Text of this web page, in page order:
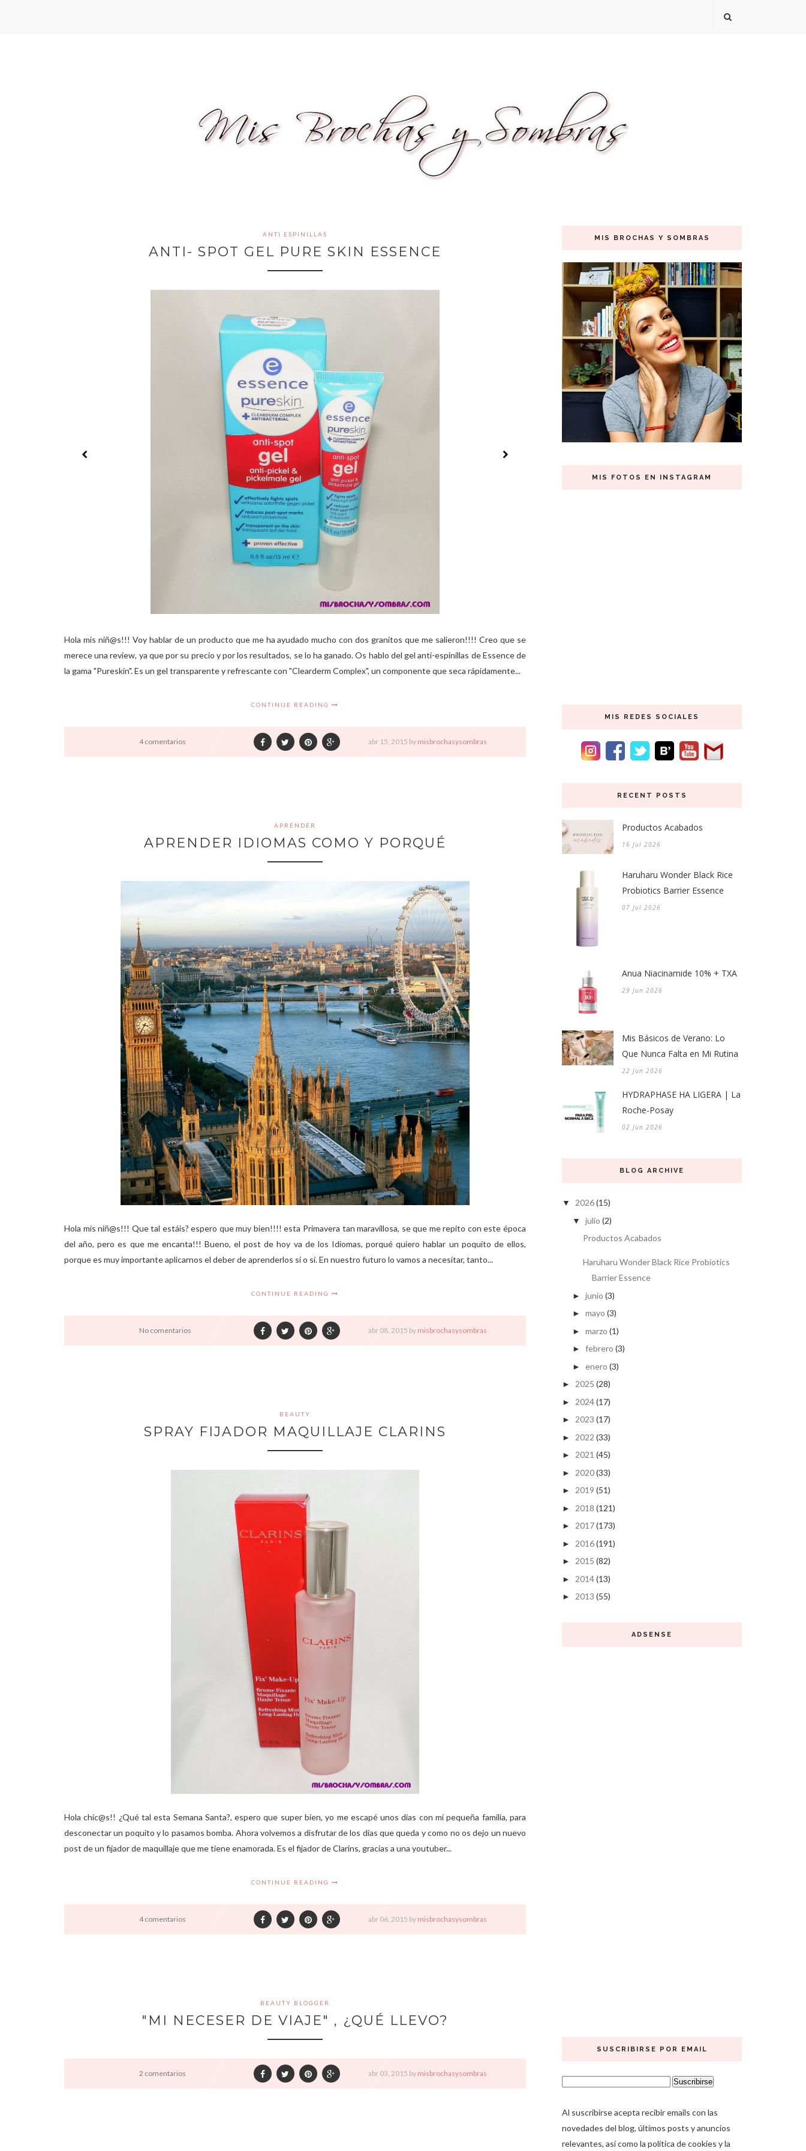
ANTI ESPINILLAS
ANTI- SPOT GEL PURE SKIN ESSENCE
Hola mis niñ@s!!! Voy hablar de un producto que me ha ayudado mucho con dos granitos que me salieron!!!! Creo que se
merece una review, ya que por su precio y por los resultados, se lo ha ganado. Os hablo del gel anti-espinillas de Essence de
la gama "Pureskin". Es un gel transparente y refrescante con "Clearderm Complex", un componente que seca rápidamente...
CONTINUE READING
4 comentarios abr 15, 2015 by misbrochasysombras
APRENDER
APRENDER IDIOMAS COMO Y PORQUÉ
Hola mis niñ@s!!! Que tal estáis? espero que muy bien!!!! esta Primavera tan maravillosa, se que me repito con este época
del año, pero es que me encanta!!! Bueno, el post de hoy va de los Idiomas, porqué quiero hablar un poquito de ellos,
porque es muy importante aplicarnos el deber de aprenderlos si o sí. En nuestro futuro lo vamos a necesitar, tanto...
CONTINUE READING
No comentarios abr 08, 2015 by misbrochasysombras
BEAUTY
SPRAY FIJADOR MAQUILLAJE CLARINS
Hola chic@s!! ¿Qué tal esta Semana Santa?, espero que super bien, yo me escapé unos días con mi pequeña familia, para
desconectar un poquito y lo pasamos bomba. Ahora volvemos a disfrutar de los días que queda y como no os dejo un nuevo
post de un fijador de maquillaje que me tiene enamorada. Es el fijador de Clarins, gracias a una youtuber...
CONTINUE READING
4 comentarios abr 06, 2015 by misbrochasysombras
BEAUTY BLOGGER
"MI NECESER DE VIAJE" , ¿QUÉ LLEVO?
2 comentarios abr 03, 2015 by misbrochasysombras
MIS BROCHAS Y SOMBRAS
MIS FOTOS EN INSTAGRAM
MIS REDES SOCIALES
RECENT POSTS
Productos Acabados
16 Jul 2026
Haruharu Wonder Black Rice
Probiotics Barrier Essence
07 Jul 2026
Anua Niacinamide 10% + TXA
29 Jun 2026
Mis Básicos de Verano: Lo
Que Nunca Falta en Mi Rutina
22 Jun 2026
HYDRAPHASE HA LIGERA | La
Roche-Posay
02 Jun 2026
BLOG ARCHIVE
▼ 2026(15)
▼ julio (2)
Productos Acabados
Haruharu Wonder Black Rice Probiotics
Barrier Essence
► junio (3)
► mayo (3)
► marzo (1)
► febrero (3)
► enero (3)
► 2025 (28)
► 2024(17)
► 2023 (17)
► 2022 (33)
► 2021 (45)
► 2020(33)
► 2019 (51)
► 2018 (121)
► 2017(173)
► 2016(191)
► 2015 (82)
► 2014(13)
► 2013 (55)
ADSENSE
SUSCRIBIRSE POR EMAIL
Al suscribirse acepta recibir emails con las
novedades del blog, últimos posts y anuncios
relevantes, así como la política de cookies y la